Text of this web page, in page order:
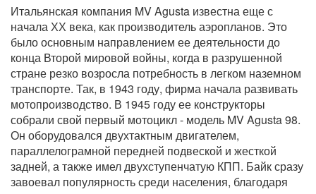
Итальянская компания MV Agusta известна еще с
начала ХХ века, как производитель аэропланов. Это
было основным направлением ее деятельности до
конца Второй мировой войны, когда в разрушенной
стране резко возросла потребность в легком наземном
транспорте. Так, в 1943 году, фирма начала развивать
мотопроизводство. В 1945 году ее конструкторы
собрали свой первый мотоцикл - модель MV Agusta 98.
Он оборудовался двухтактным двигателем,
параллелограмной передней подвеской и жесткой
задней, а также имел двухступенчатую КПП. Байк сразу
завоевал популярность среди населения, благодаря